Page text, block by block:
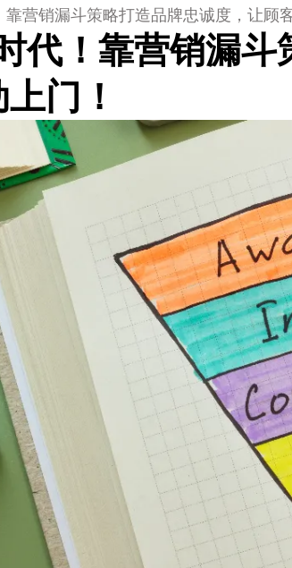
营销漏斗策略打造品牌忠诚度，让顾
代！靠营销漏斗
门！